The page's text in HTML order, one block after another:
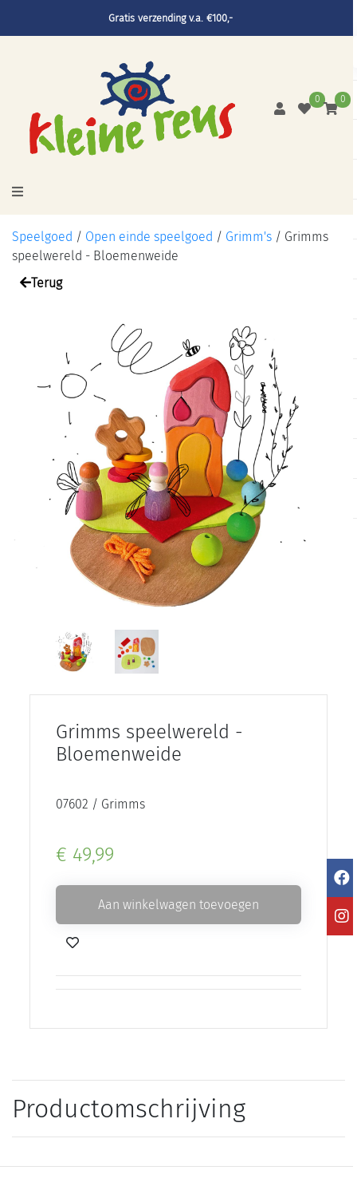
Gratis verzending v.a. €100,-
0 0
Speelgoed / Open einde speelgoed / Grimm's / Grimms
speelwereld - Bloemenweide
Terug
Grimms speelwereld -
Bloemenweide
07602 / Grimms
€ 49,99
Aan winkelwagen toevoegen
Productomschrijving